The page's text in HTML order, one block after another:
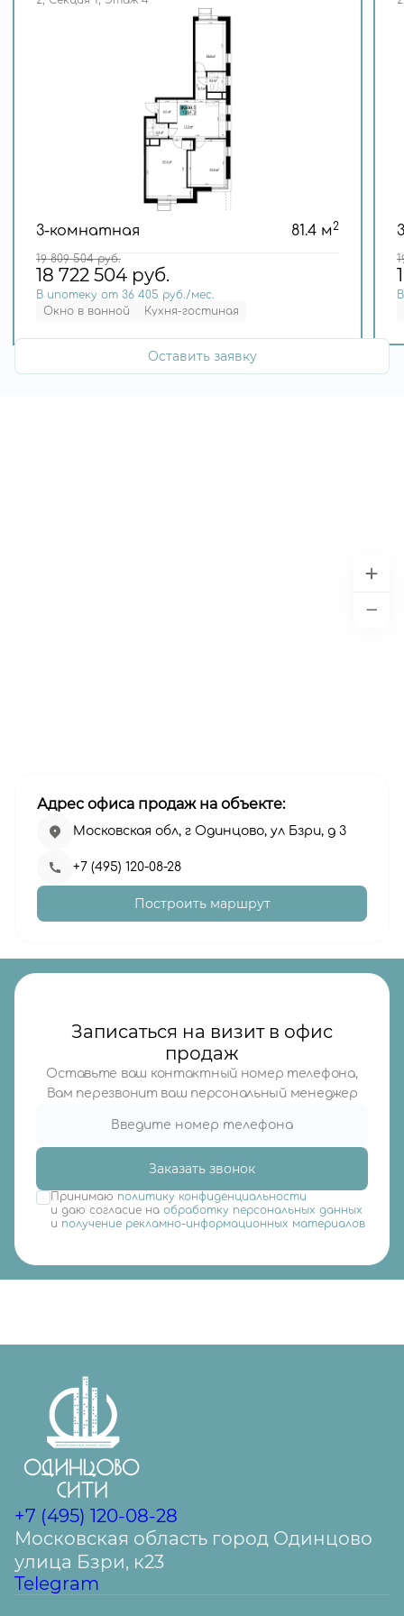
3-комнатная 81.4 м2
19 809 504руб.
18 722 504 руб.
В ипотеку от 36 405 руб./мес.
Окно в ванной
Кухня-гостиная
Оставить заявку
Адрес офиса продаж на объекте:
Московская обл, г Одинцово, ул Бзри, д 3
+7 (495) 120-08-28
Построить маршрут
Записаться на визит в офис
продаж
Оставьте ваш контактный номер телефона,
Вам перезвонит ваш персональный менеджер
Заказать звонок
Принимаю политику конфиденциальности
и даю согласие на обработку персональных данных
и получение рекламно-информационных материалов
+7 (495) 120-08-28
Московская область город Одинцово
улица Бзри, к23
Telegram